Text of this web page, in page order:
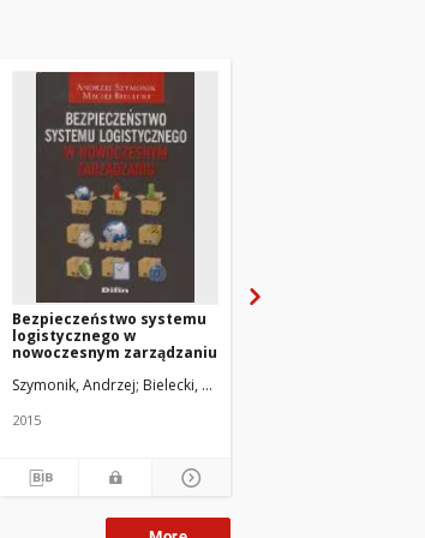
Bezpieczeństwo systemu
logistycznego w
nowoczesnym zarządzaniu
Szymonik, Andrzej Bielecki, Maciej
2015